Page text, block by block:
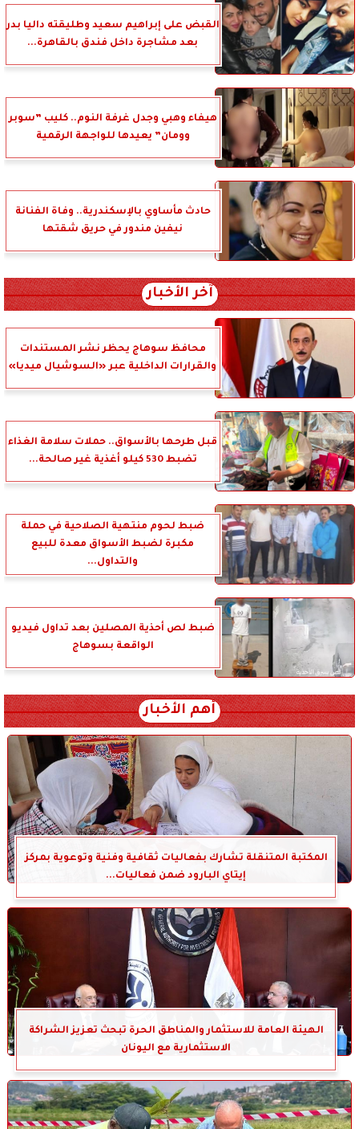
القبض على إبراهيم سعيد وطليقته داليا بدر
بعد مشاجرة داخل فندق بالقاهرة...
هيفاء وهبي وجدل غرفة النوم.. كليب ”سوبر
وومان” يعيدها للواجهة الرقمية
حادث مأساوي بالإسكندرية.. وفاة الفنانة
نيفين مندور في حريق شقتها
آخر الأخبار
محافظ سوهاج يحظر نشر المستندات
والقرارات الداخلية عبر «السوشيال ميديا»
قبل طرحها بالأسواق.. حملات سلامة الغذاء
تضبط 530 كيلو أغذية غير صالحة...
ضبط لحوم منتهية الصلاحية في حملة
مكبرة لضبط الأسواق معدة للبيع
والتداول...
ضبط لص أحذية المصلين بعد تداول فيديو
الواقعة بسوهاج
أهم الأخبار
المكتبة المتنقلة تشارك بفعاليات ثقافية وفنية وتوعوية بمركز
إيتاي البارود ضمن فعاليات...
الهيئة العامة للاستثمار والمناطق الحرة تبحث تعزيز الشراكة
الاستثمارية مع اليونان